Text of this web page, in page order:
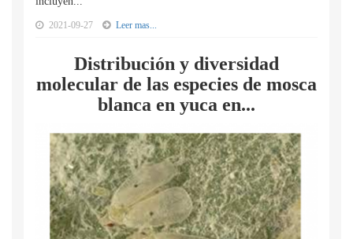
2021-09-27 Leer mas...
Distribución y diversidad
molecular de las especies de mosca
blanca en yuca en...